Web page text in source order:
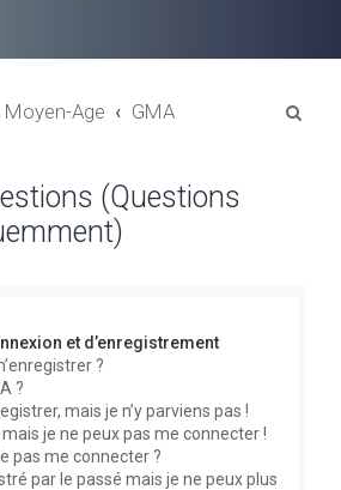
Moyen-Age GMA
(Questions
et d’enregistrement
?
?
mais je n’y parviens pas !
je ne peux pas me connecter !
pas me connecter ?
par le passé mais je ne peux plus